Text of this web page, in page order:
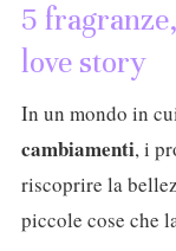
5
love story
In un mondo in
cambiamenti, i
riscoprire la
piccole cose che